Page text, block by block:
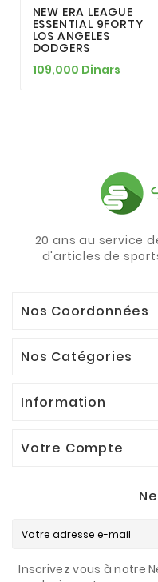
NEW ERA LEAGUE
ESSENTIAL 9FORTY
LOS ANGELES
DODGERS
109,000 Dinars
20 ans au service
d'articles de
Nos Coordonnées
Nos Catégories
Information
Votre Compte
Inscrivez vous à notre